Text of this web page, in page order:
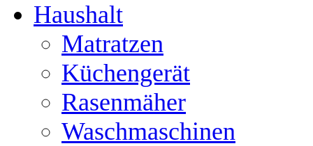
Haushalt
Matratzen
Küchengerät
Rasenmäher
Waschmaschinen